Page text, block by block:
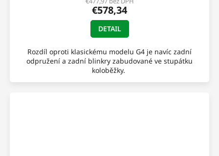
€578,34
DETAIL
Rozdíl oproti klasickému modelu G4 je navíc zadní
odpružení a zadní blinkry zabudované ve stupátku
koloběžky.